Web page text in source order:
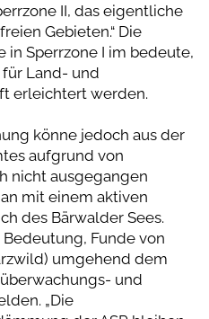
II, das eigentliche
Gebieten.“ Die
Sperrzone I im bedeute,
Land- und
erleichtert werden.
könne jedoch aus der
aufgrund von
nicht ausgegangen
mit einem aktiven
des Bärwalder Sees.
Funde von
umgehend dem
und
„Die